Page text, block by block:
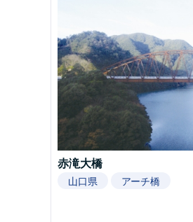
赤滝大橋
山口県 アーチ橋